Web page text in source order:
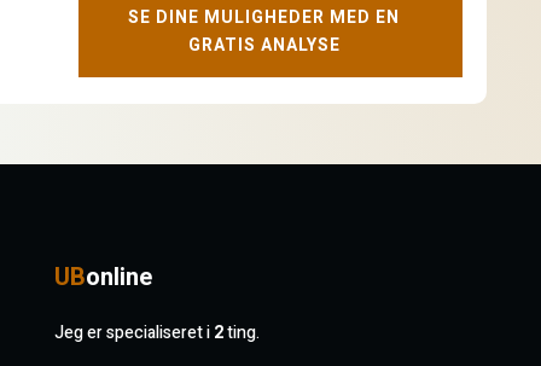
SE DINE MULIGHEDER MED EN
GRATIS ANALYSE
UBonline
Jeg er specialiseret i2ting.